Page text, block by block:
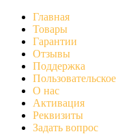
Главная
Товары
Гарантии
Отзывы
Поддержка
О нас
Активация
Реквизиты
Задать вопрос